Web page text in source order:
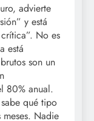
advierte
y está
No es
está
son un
80% anual.
qué tipo
Nadie